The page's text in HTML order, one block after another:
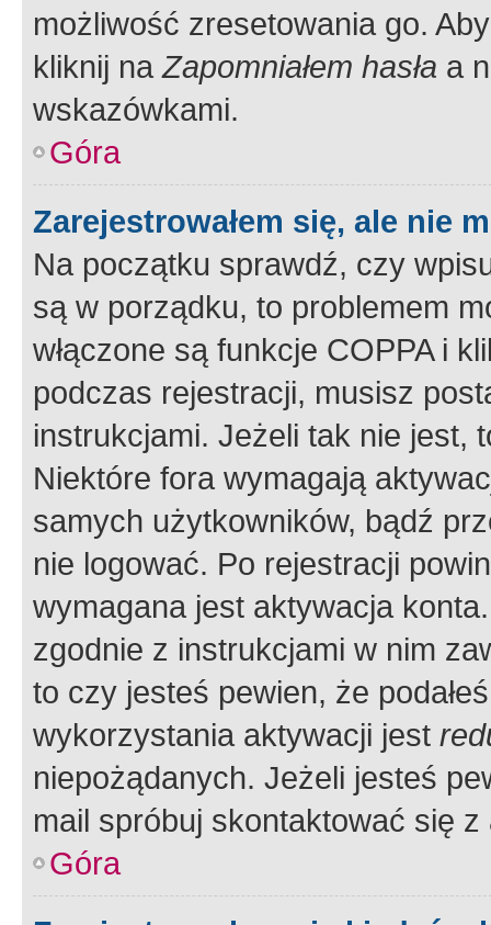
możliwość zresetowania go.
kliknij naZapomniałem hasła a
wskazówkami.
Góra
Zarejestrowałem się, ale nie
Na początku sprawdź, czy
są w porządku, to problemem
włączone są funkcje COPPA i
podczas rejestracji, musisz
instrukcjami. Jeżeli tak nie jest,
Niektóre fora wymagają
samych użytkowników, bądź
nie logować. Po rejestracji
wymagana jest aktywacja
zgodnie z instrukcjami w nim
to czy jesteś pewien, że
wykorzystania aktywacji jest
niepożądanych. Jeżeli jesteś
mail spróbuj skontaktować się
Góra